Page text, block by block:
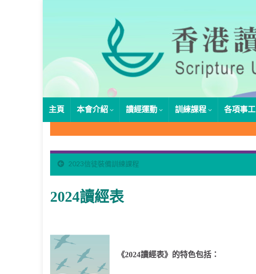
主頁 本會介紹 讀經運動 訓練課程 各項事工
2023信徒裝備訓練課程
2024讀經表
《2024讀經表》的特色包括：